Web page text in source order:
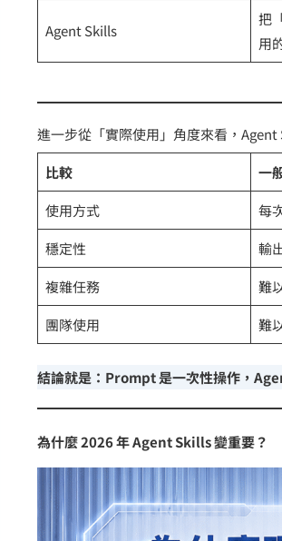
Agent Skills
把
用
進一步從「實際使用」角度來看，
比較 一
使用方式
每
穩定性
輸
複雜任務
難
團隊使用
難
結論就是：Prompt 是一次性操作，
為什麼 2026 年 Agent Skills 變重要？